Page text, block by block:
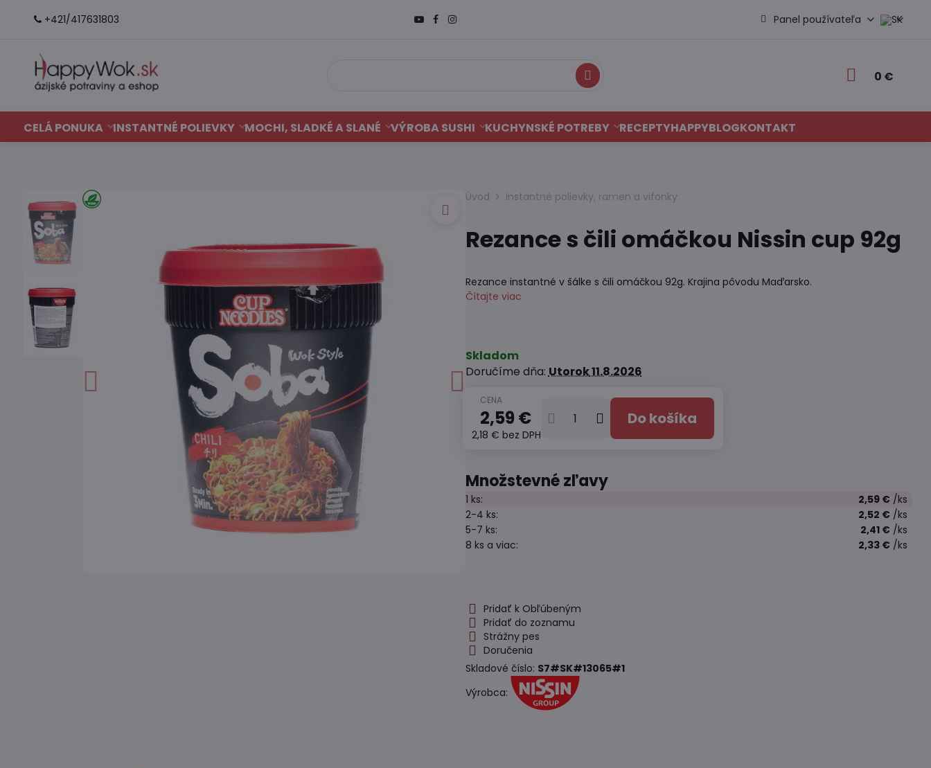
+421/417631803 Panel používateľa
Hľadať 0 €
CELÁ PONUKA INSTANTNÉ POLIEVKY MOCHI, SLADKÉ A SLANÉ VÝROBA SUSHI KUCHYNSKÉ POTREBY RECEPTYHAPPYBLOGKONTAKT
Úvod Instantné polievky, ramen a vifonky
Rezance s čili omáčkou Nissin cup 92g
Rezance instantné v šálke s čili omáčkou 92g. Krajina pôvodu Maďarsko.
Čítajte viac
Skladom
Doručíme dňa:Utorok11.8.2026
2,59 €
2,18 € bez DPH
Do košíka
Množstevné zľavy
1 ks: 2,59 € /ks
2-4 ks: 2,52 € /ks
5-7 ks: 2,41 € /ks
8 ks a viac: 2,33 € /ks
Pridať k Obľúbeným
Pridať do zoznamu
Strážny pes
Doručenia
Skladové číslo: S7#SK#13065#1
Výrobca: